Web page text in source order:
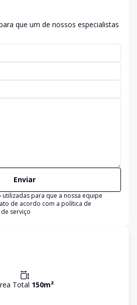
que um de nossos especialistas
Enviar
para que a nossa equipe
de acordo com a política de
serviço
Total 150m²